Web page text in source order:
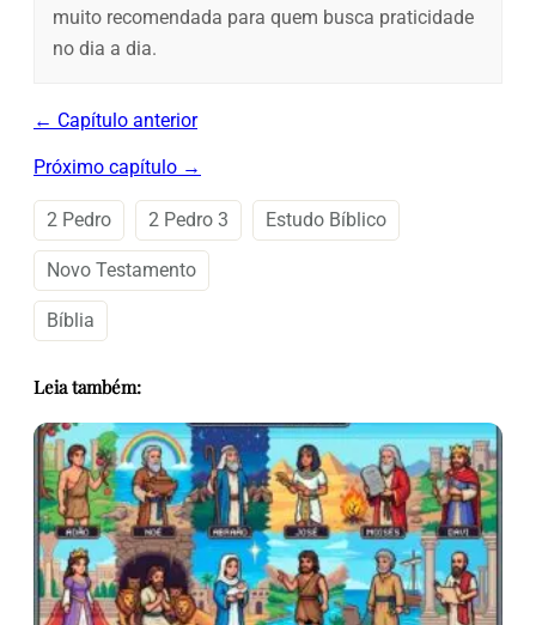
muito recomendada para quem busca praticidade
no dia a dia.
← Capítulo anterior
Próximo capítulo →
2 Pedro 2 Pedro 3 Estudo Bíblico
Novo Testamento
Bíblia
Leia também: